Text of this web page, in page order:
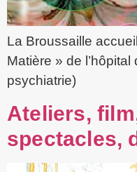
La Broussaille
Matière » de
psychiatrie)
Ateliers,
spectacles,